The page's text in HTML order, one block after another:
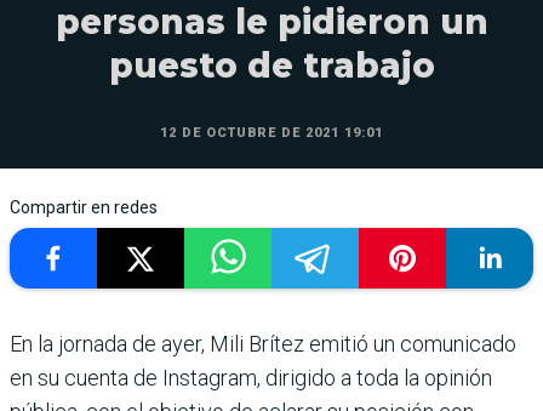
personas le pidieron un
puesto de trabajo
12 DE OCTUBRE DE 2021 19:01
Compartir en redes
En la jornada de ayer, Mili Brítez emitió un comunicado
en su cuenta de Instagram, dirigido a toda la opinión